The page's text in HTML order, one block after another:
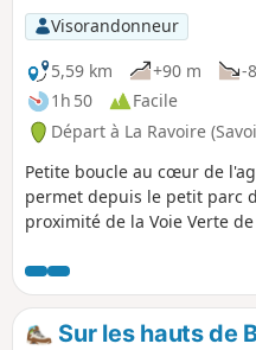
Visorandonneur
5,59 km
+90 m
-
1h 50
Facile
Départ à La Ravoire
Petite boucle au cœur de
permet depuis le petit parc
proximité de la Voie Verte
quartier de la Madeleine en
petite ronde familiale le
Randonnée modifiée entre (5)
Sur les hauts de